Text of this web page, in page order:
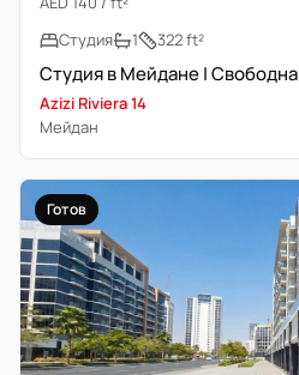
Студия
1 322 ft²
Студия в Мейдане | Свободна
Azizi Riviera 14
Мейдан
Готов